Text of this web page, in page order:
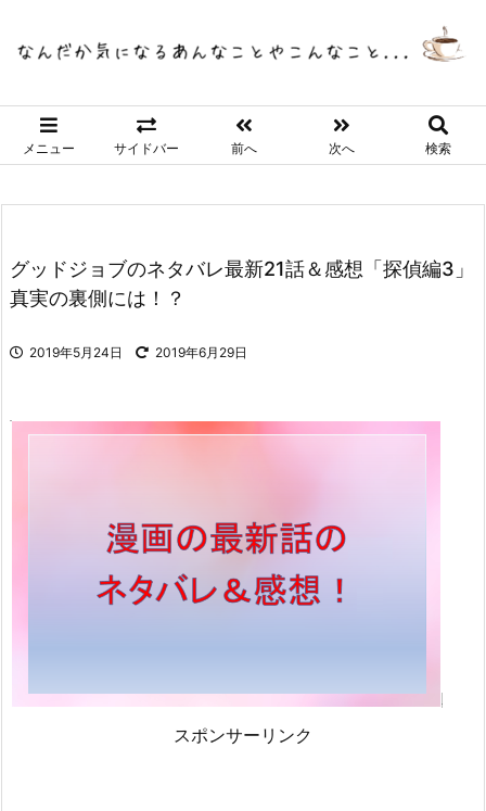
メニュー サイドバー 前へ 次へ 検索
グッドジョブのネタバレ最新21話＆感想「探偵編3」
真実の裏側には！？
2019年5月24日 2019年6月29日
スポンサーリンク